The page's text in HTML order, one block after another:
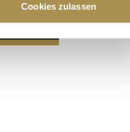
Ihre Präferenzen im
Medien anbieten zu können
führen diese Informationen
sie im Rahmen Ihrer Nutzung
Cookies zulassen